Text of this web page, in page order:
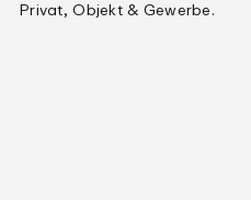
Privat, Objekt & Gewerbe.